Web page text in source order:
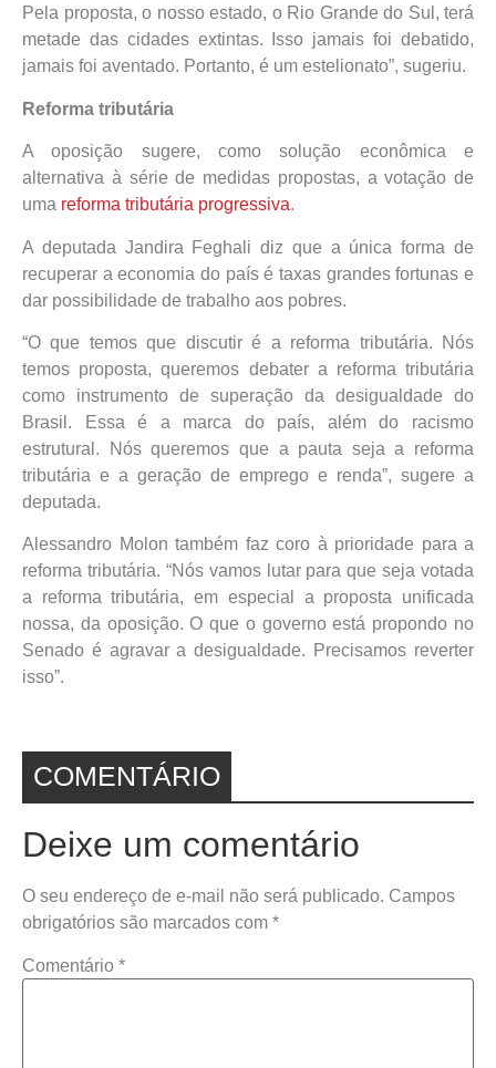
Pela proposta, o nosso estado, o Rio Grande do Sul, terá
metade das cidades extintas. Isso jamais foi debatido,
jamais foi aventado. Portanto, é um estelionato”, sugeriu.
Reforma tributária
A oposição sugere, como solução econômica e
alternativa à série de medidas propostas, a votação de
uma reforma tributária progressiva.
A deputada Jandira Feghali diz que a única forma de
recuperar a economia do país é taxas grandes fortunas e
dar possibilidade de trabalho aos pobres.
“O que temos que discutir é a reforma tributária. Nós
temos proposta, queremos debater a reforma tributária
como instrumento de superação da desigualdade do
Brasil. Essa é a marca do país, além do racismo
estrutural. Nós queremos que a pauta seja a reforma
tributária e a geração de emprego e renda”, sugere a
deputada.
Alessandro Molon também faz coro à prioridade para a
reforma tributária. “Nós vamos lutar para que seja votada
a reforma tributária, em especial a proposta unificada
nossa, da oposição. O que o governo está propondo no
Senado é agravar a desigualdade. Precisamos reverter
isso”.
COMENTÁRIO
Deixe um comentário
O seu endereço de e-mail não será publicado. Campos
obrigatórios são marcados com *
Comentário *